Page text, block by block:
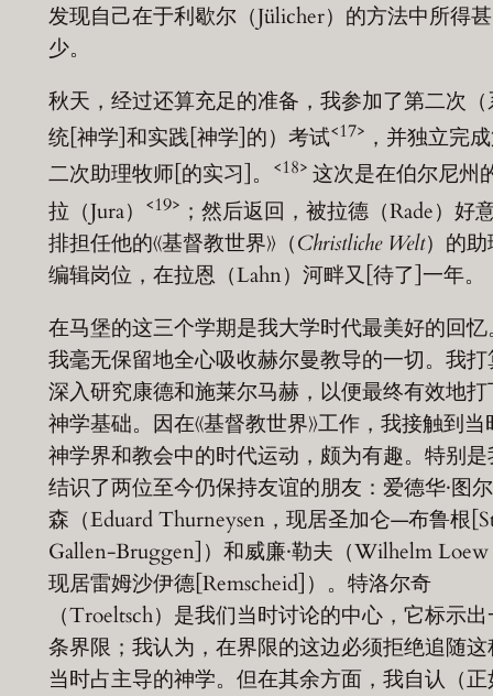
发现自己在于利歇尔（Jülicher）的方法中所得甚
少。
秋天，经过还算充足的准备，我参加了第二次（
统[神学]和实践[神学]的）考试<17> ，并独立完
二次助理牧师[的实习]。
<18> 这次是在伯尔尼州
拉（Jura） <19> ；然后返回，被拉德（Rade）好
排担任他的《基督教世界》（Christliche Welt）的助
编辑岗位，在拉恩（Lahn）河畔又[待了]一年。
在马堡的这三个学期是我大学时代最美好的回忆
我毫无保留地全心吸收赫尔曼教导的一切。我打
深入研究康德和施莱尔马赫，以便最终有效地打
神学基础。因在《基督教世界》工作，我接触到当
神学界和教会中的时代运动，颇为有趣。特别是
结识了两位至今仍保持友谊的朋友：爱德华·图
森（Eduard Thurneysen，现居圣加仑—布鲁根
Gallen-Bruggen]）和威廉·勒夫（Wilhelm
现居雷姆沙伊德[Remscheid]）。特洛尔奇
（Troeltsch）是我们当时讨论的中心，它标示
条界限；我认为，在界限的这边必须拒绝追随这
当时占主导的神学。但在其余方面，我自认（正